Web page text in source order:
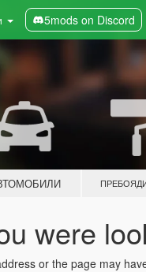
5mods on Discord
were
or the page may